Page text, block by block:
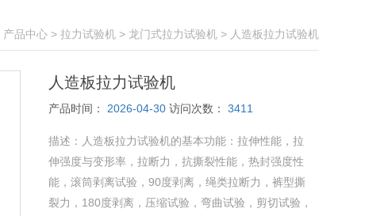
产品中心 > 拉力试验机 > 龙门式拉力试验机 > 人造板拉力试验机
人造板拉力试验机
产品时间： 2026-04-30 访问次数： 3411
描述： 人造板拉力试验机的基本功能：拉伸性能，拉
伸强度与变形率，拉断力，抗撕裂性能，热封强度性
能，滚筒剥离试验，90度剥离，绳类拉断力，裤型撕
裂力，180度剥离，压缩试验，弯曲试验，剪切试验，